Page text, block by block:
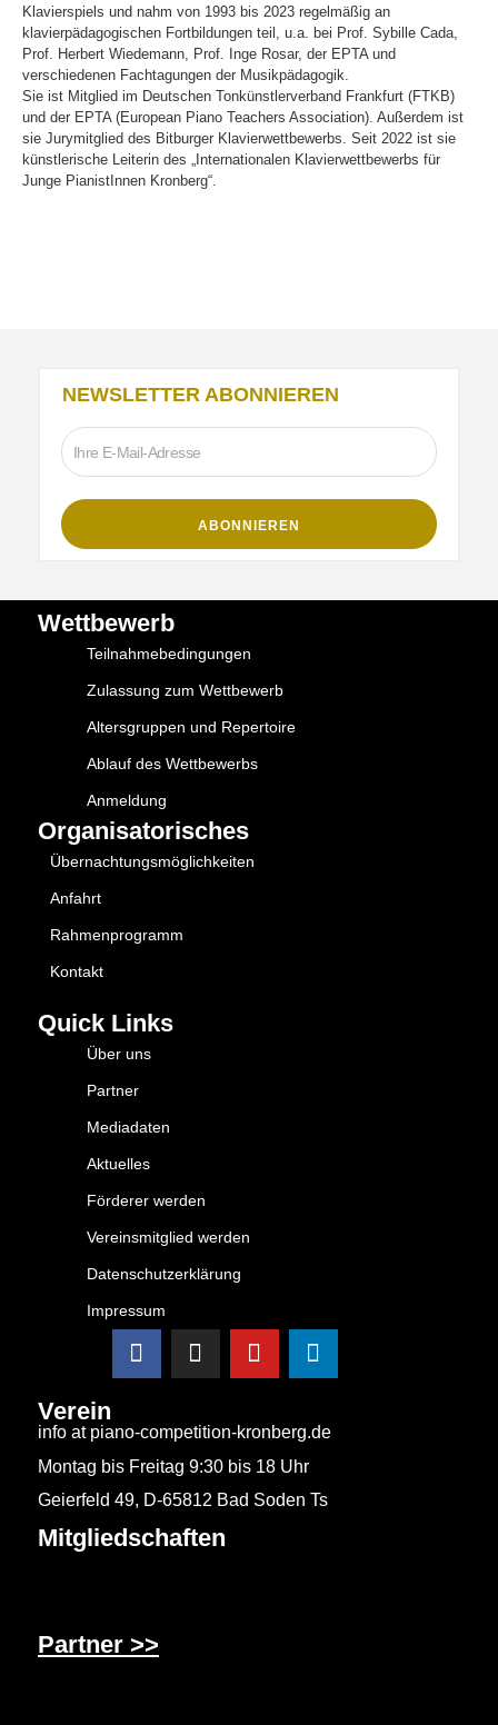
Klavierspiels und nahm von 1993 bis 2023 regelmäßig an
klavierpädagogischen Fortbildungen teil, u.a. bei Prof. Sybille Cada,
Prof. Herbert Wiedemann, Prof. Inge Rosar, der EPTA und
verschiedenen Fachtagungen der Musikpädagogik.
Sie ist Mitglied im Deutschen Tonkünstlerverband Frankfurt (FTKB)
und der EPTA (European Piano Teachers Association). Außerdem ist
sie Jurymitglied des Bitburger Klavierwettbewerbs. Seit 2022 ist sie
künstlerische Leiterin des „Internationalen Klavierwettbewerbs für
Junge PianistInnen Kronberg“.
NEWSLETTER ABONNIEREN
Wettbewerb
Teilnahmebedingungen
Zulassung zum Wettbewerb
Altersgruppen und Repertoire
Ablauf des Wettbewerbs
Anmeldung
Organisatorisches
Übernachtungsmöglichkeiten
Anfahrt
Rahmenprogramm
Kontakt
Quick Links
Über uns
Partner
Mediadaten
Aktuelles
Förderer werden
Vereinsmitglied werden
Datenschutzerklärung
Impressum
Verein
info at piano-competition-kronberg.de
Montag bis Freitag 9:30 bis 18 Uhr
Geierfeld 49, D-65812 Bad Soden Ts
Mitgliedschaften
Partner >>